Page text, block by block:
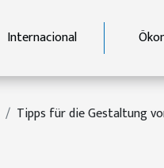
Internacional
Tipps für die Gestaltung